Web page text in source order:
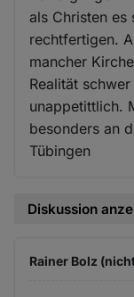
als Christen
rechtfertigen.
mancher
Realität
unappetittlich.
besonders an
Tübingen
Diskussion
Rainer Bolz